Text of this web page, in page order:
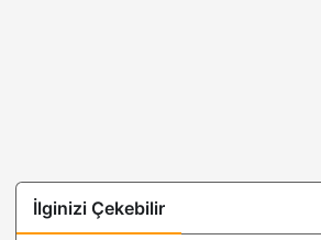
İlginizi Çekebilir